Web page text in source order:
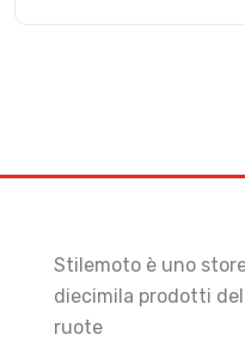
Stilemoto è uno
diecimila prodotti
ruote